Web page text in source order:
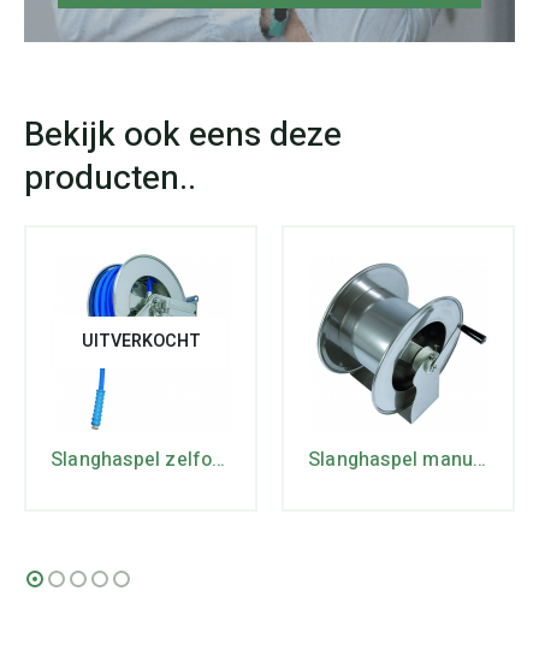
UITVERKOCHT
Slanghaspel zelfoprollend tot 40 m 3/4 staal gecoat 2-20 Bar 1″ Bu x 3/4 Bi Slanghaspel manueel tot 25 m 1/2 staal